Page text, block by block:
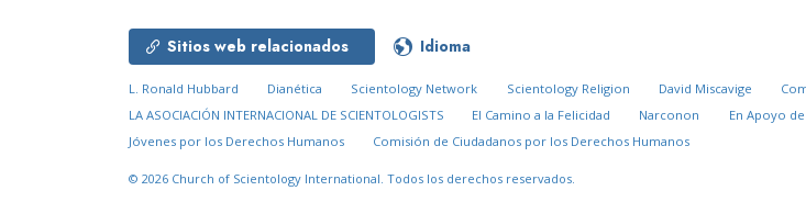
Sitios web relacionados Idioma
L. Ronald Hubbard Dianética Scientology Network Scientology Religion David Miscavige
LA ASOCIACIÓN INTERNACIONAL DE SCIENTOLOGISTS
El Camino a la Felicidad Narconon En Apoyo
Jóvenes por los Derechos Humanos
Comisión de Ciudadanos por los Derechos Humanos
© 2026 Church of Scientology International. Todos los derechos reservados.